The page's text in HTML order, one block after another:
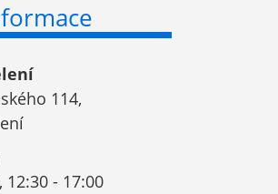
114,
12:30 - 17:00